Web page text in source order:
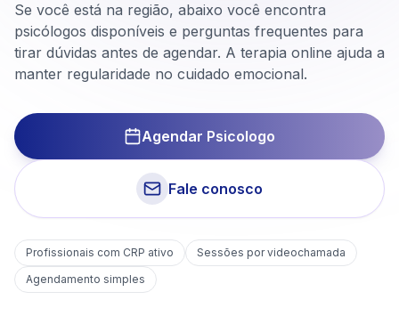
Se você está na região, abaixo você encontra
psicólogos disponíveis e perguntas frequentes para
tirar dúvidas antes de agendar. A terapia online ajuda a
manter regularidade no cuidado emocional.
Agendar Psicologo
Fale conosco
Profissionais com CRP ativo
Sessões por videochamada
Agendamento simples